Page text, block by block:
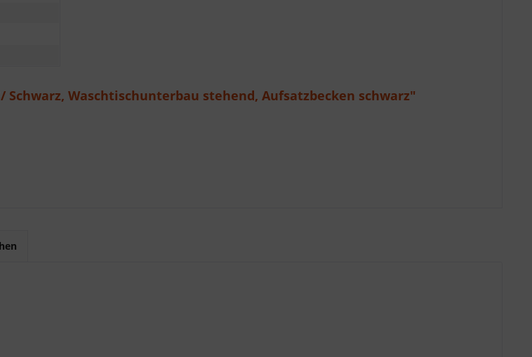
Waschtischunterbau stehend, Aufsatzbecken schwarz"